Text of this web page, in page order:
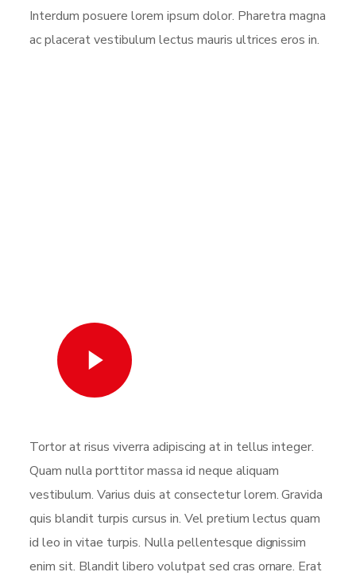
Interdum posuere lorem ipsum dolor. Pharetra magna
ac placerat vestibulum lectus mauris ultrices eros in.
Tortor at risus viverra adipiscing at in tellus integer.
Quam nulla porttitor massa id neque aliquam
vestibulum. Varius duis at consectetur lorem. Gravida
quis blandit turpis cursus in. Vel pretium lectus quam
id leo in vitae turpis. Nulla pellentesque dignissim
enim sit. Blandit libero volutpat sed cras ornare. Erat